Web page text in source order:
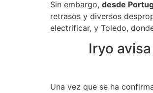
Sin embargo, desde
retrasos y diversos
electrificar, y Toledo,
Iryo
Una vez que se ha